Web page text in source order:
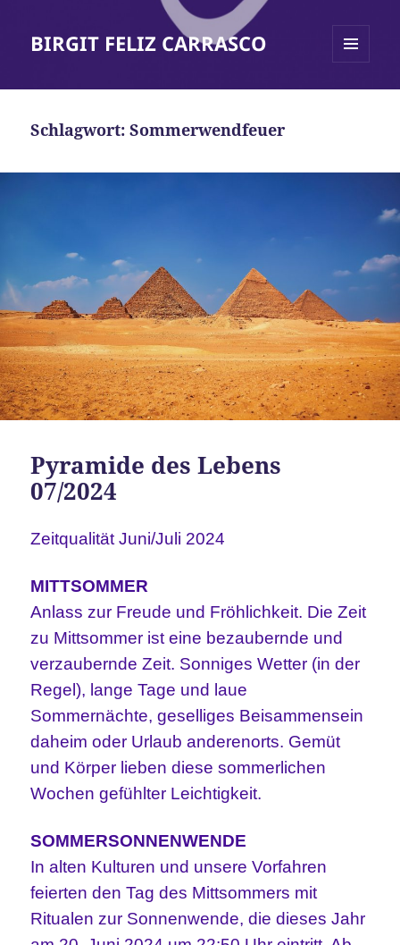
BIRGIT FELIZ CARRASCO
Schlagwort:Sommerwendfeuer
Pyramide des Lebens
07/2024
Zeitqualität Juni/Juli 2024
MITTSOMMER
Anlass zur Freude und Fröhlichkeit. Die Zeit
zu Mittsommer ist eine bezaubernde und
verzaubernde Zeit. Sonniges Wetter (in der
Regel), lange Tage und laue
Sommernächte, geselliges Beisammensein
daheim oder Urlaub anderenorts. Gemüt
und Körper lieben diese sommerlichen
Wochen gefühlter Leichtigkeit.
SOMMERSONNENWENDE
In alten Kulturen und unsere Vorfahren
feierten den Tag des Mittsommers mit
Ritualen zur Sonnenwende, die dieses Jahr